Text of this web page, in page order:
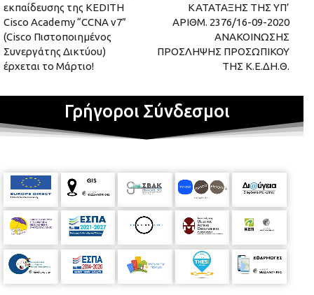
εκπαίδευσης της KEDITH
Cisco Academy “CCNA v7”
(Cisco Πιστοποιημένος
Συνεργάτης Δικτύου)
έρχεται το Μάρτιο!
ΚΑΤΑΤΑΞΗΣ ΤΗΣ ΥΠ’
ΑΡΙΘΜ. 2376/16-09-2020
ΑΝΑΚΟΙΝΩΣΗΣ
ΠΡΟΣΛΗΨΗΣ ΠΡΟΣΩΠΙΚΟΥ
ΤΗΣ Κ.Ε.ΔΗ.Θ.
Γρήγοροι Σύνδεσμοι